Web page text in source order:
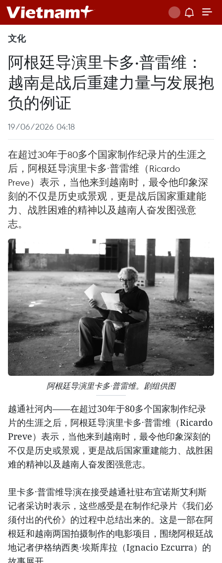
文化
阿根廷导演里卡多·普雷维：
越南是战后重建力量与发展抱
负的例证
19/06/2026 04:18
在超过30年于80多个国家制作纪录片的生涯之
后，阿根廷导演里卡多·普雷维（Ricardo
Preve）表示，当他来到越南时，最令他印象深
刻的不仅是历史或景观，更是战后国家重建能
力、战胜困难的精神以及越南人奋发图强意
志。
阿根廷导演里卡多·普雷维。剧组供图
越通社河内——在超过30年于80多个国家制作纪录
片的生涯之后，阿根廷导演里卡多·普雷维（Ricardo
Preve）表示，当他来到越南时，最令他印象深刻的
不仅是历史或景观，更是战后国家重建能力、战胜困
难的精神以及越南人奋发图强意志。
里卡多·普雷维导演在接受越通社驻布宜诺斯艾利斯
记者采访时表示，这些感受是在制作纪录片《我们必
须付出的代价》的过程中总结出来的。这是一部在阿
根廷和越南两国拍摄制作的电影项目，围绕阿根廷战
地记者伊格纳西奥·埃斯库拉（Ignacio Ezcurra）的